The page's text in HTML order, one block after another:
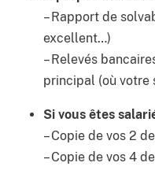
–Rapport de
excellent…)
–Relevés
principal (où votre
Si vous êtes
–Copie de vos 2
–Copie de vos 4